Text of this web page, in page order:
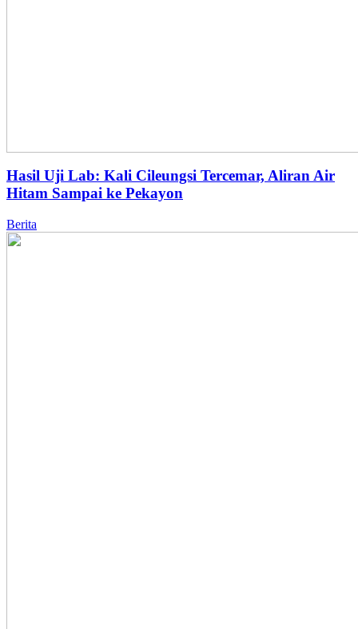
Hasil Uji Lab: Kali Cileungsi Tercemar, Aliran Air
Hitam Sampai ke Pekayon
Berita